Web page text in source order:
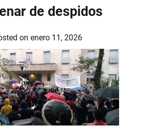
de despidos
on enero 11, 2026